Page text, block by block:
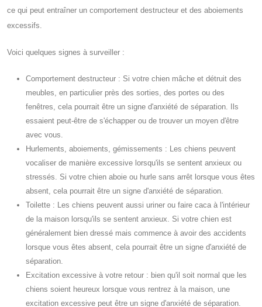
ce qui peut entraîner un comportement destructeur et des aboiements
excessifs.
Voici quelques signes à surveiller :
Comportement destructeur : Si votre chien mâche et détruit des
meubles, en particulier près des sorties, des portes ou des
fenêtres, cela pourrait être un signe d'anxiété de séparation. Ils
essaient peut-être de s'échapper ou de trouver un moyen d'être
avec vous.
Hurlements, aboiements, gémissements : Les chiens peuvent
vocaliser de manière excessive lorsqu'ils se sentent anxieux ou
stressés. Si votre chien aboie ou hurle sans arrêt lorsque vous êtes
absent, cela pourrait être un signe d'anxiété de séparation.
Toilette : Les chiens peuvent aussi uriner ou faire caca à l'intérieur
de la maison lorsqu'ils se sentent anxieux. Si votre chien est
généralement bien dressé mais commence à avoir des accidents
lorsque vous êtes absent, cela pourrait être un signe d'anxiété de
séparation.
Excitation excessive à votre retour : bien qu'il soit normal que les
chiens soient heureux lorsque vous rentrez à la maison, une
excitation excessive peut être un signe d'anxiété de séparation.